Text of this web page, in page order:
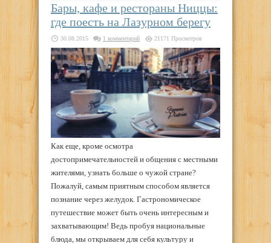
Бары, кафе и рестораны Ниццы:
где поесть на Лазурном берегу
30.08.2015 1 комментарий 21171 Просмотров
Как еще, кроме осмотра
достопримечательностей и общения с местными
жителями, узнать больше о чужой стране?
Пожалуй, самым приятным способом является
познание через желудок. Гастрономическое
путешествие может быть очень интересным и
захватывающим! Ведь пробуя национальные
блюда, мы открываем для себя культуру и